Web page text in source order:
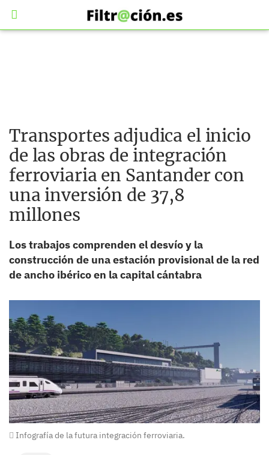
Transportes adjudica el inicio
de las obras de integración
ferroviaria en Santander con
una inversión de 37,8
millones
Los trabajos comprenden el desvío y la
construcción de una estación provisional de la red
de ancho ibérico en la capital cántabra
Infografía de la futura integración ferroviaria.